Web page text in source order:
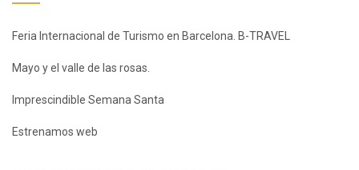
Feria Internacional de Turismo en Barcelona. B-TRAVEL
Mayo y el valle de las rosas.
Imprescindible Semana Santa
Estrenamos web